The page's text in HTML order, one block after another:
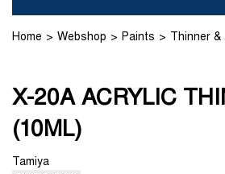
Home Webshop Paints Thinner
X-20A ACRYLIC
(10ML)
Tamiya